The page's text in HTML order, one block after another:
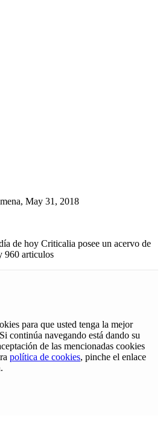
, May 31, 2018
de hoy Criticalia posee un acervo de
960 articulos
para que usted tenga la mejor
continúa navegando está dando su
de las mencionadas cookies
política de cookies, pinche el enlace